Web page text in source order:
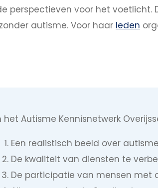
perspectieven voor het
autisme. Voor haar leden
het Autisme Kennisnetwerk
Een realistisch beeld over
De kwaliteit van diensten te
De participatie van mensen met